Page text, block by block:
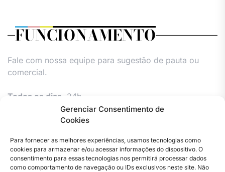
Gerenciar Consentimento de
Cookies
Para fornecer as melhores experiências, usamos tecnologias como
cookies para armazenar e/ou acessar informações do dispositivo. O
consentimento para essas tecnologias nos permitirá processar dados
como comportamento de navegação ou IDs exclusivos neste site. Não
FUNCIONAMENTO
Fale com nossa equipe para sugestão de pauta ou
comercial.
Todos os dias, 24h.